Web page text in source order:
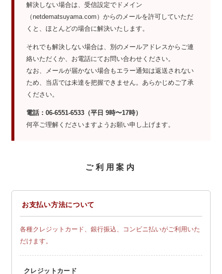
解決しない場合は、受信設定でドメイン
（netdematsuyama.com）からのメールを許可していただ
くと、ほとんどの場合に解決いたします。
それでも解決しない場合は、別のメールアドレスからご連
絡いただくか、お電話にてお問い合わせください。
なお、メールが届かない場合もエラー通知は返送されない
ため、当店では未達を把握できません。あらかじめご了承
ください。
電話：06-6551-6533（平日 9時〜17時）
何卒ご理解くださいますようお願い申し上げます。
ご利用案内
お支払い方法について
各種クレジットカード、銀行振込、コンビニ払いがご利用いた
だけます。
クレジットカード